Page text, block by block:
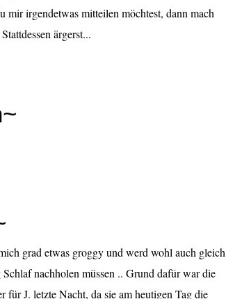
mir irgendetwas mitteilen möchtest, dann mach
ärgerst...
grad etwas groggy und werd wohl auch gleich
nachholen müssen .. Grund dafür war die
für J. letzte Nacht, da sie am heutigen Tag die